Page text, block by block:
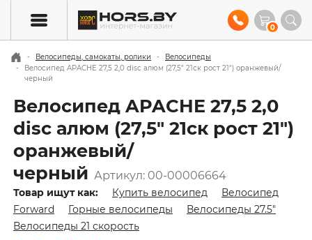
0
Велосипеды, самокаты, ролики
Велосипеды
Велосипед APACHE 27,5 2,0 disc алюм (27,5" 21ск рост 21") оранжевый/
черный
Велосипед APACHE 27,5 2,0
disc алюм (27,5" 21ск рост 21")
оранжевый/
черный Артикул: 00-00006664
Товар ищут как: Купить велосипед
Велосипед
Forward
Горные велосипеды
Велосипеды 27.5"
Велосипеды 21 скорость